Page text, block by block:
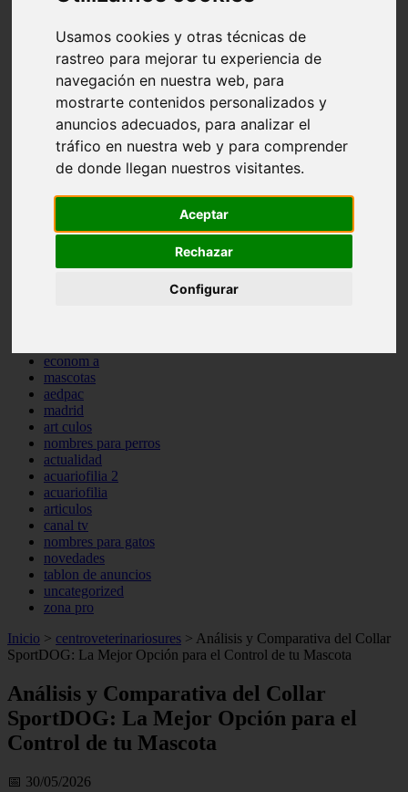
Usamos cookies y otras técnicas de
rastreo para mejorar tu experiencia de
navegación en nuestra web, para
mostrarte contenidos personalizados y
anuncios adecuados, para analizar el
tráfico en nuestra web y para comprender
de donde llegan nuestros visitantes.
Aceptar
Rechazar
Configurar
protagonistas
abandono
adopci n
ferias
snacks
acuario
iberzoo propet
estanques
conejos
econom a
mascotas
aedpac
madrid
art culos
nombres para perros
actualidad
acuariofilia 2
acuariofilia
articulos
canal tv
nombres para gatos
novedades
tablon de anuncios
uncategorized
zona pro
Inicio > centroveterinariosures > Análisis y Comparativa del Collar
SportDOG: La Mejor Opción para el Control de tu Mascota
Análisis y Comparativa del Collar
SportDOG: La Mejor Opción para el
Control de tu Mascota
📅 30/05/2026